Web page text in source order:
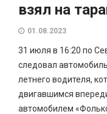
взял на
01.08.2023
31 июля в 16:20 по
следовал
летнего водителя,
двигавшимся
автомобилем